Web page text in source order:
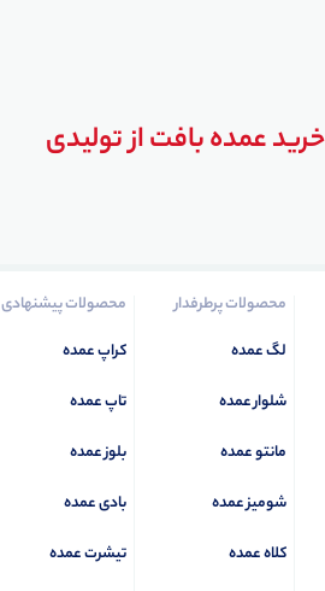
خرید عمده بافت از تولیدی
محصولات پرطرفدار
لگ عمده
شلوار عمده
مانتو عمده
شومیز عمده
کلاه عمده
محصولات پیشنهادی
کراپ عمده
تاپ عمده
بلوز عمده
بادی عمده
تیشرت عمده